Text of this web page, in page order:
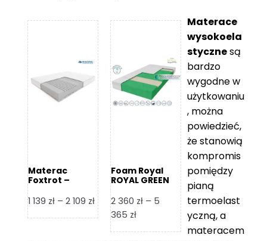
Materac
Foxtrot –
1 139 zł – 2 109 złZakres
cen:
Foam Royal
ROYAL GREEN
piankowy
2 360 zł – 5
365 złZakres
Materace
wysokoela
stycznesą
bardzo
wygodne w
użytkowaniu
, można
powiedzieć,
że stanowią
kompromis
pomiędzy
pianą
termoelast
yczną, a
materacem